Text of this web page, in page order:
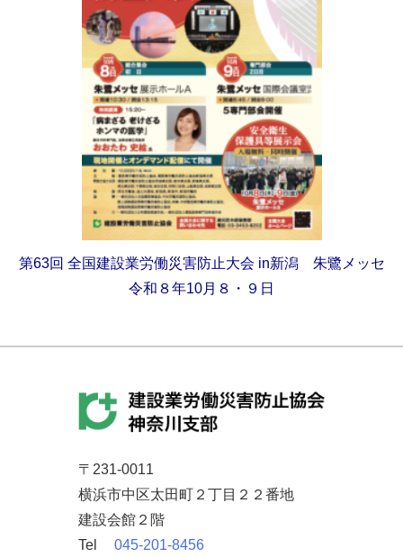
第63回 全国建設業労働災害防止大会 in新潟 朱鷺メッセ
令和８年10月８・９日
〒231-0011
横浜市中区太田町２丁目２２番地
建設会館２階
Tel
045-201-8456